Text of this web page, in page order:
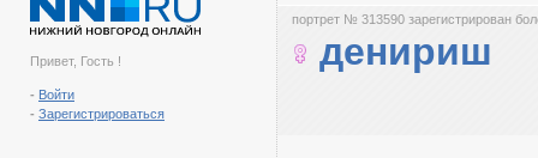
Привет, Гость !
- Войти
- Зарегистрироваться
портрет № 313590 зарегистрирован
денириш